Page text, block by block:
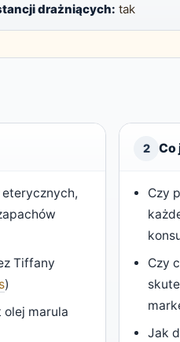
drażniących: tak
Tiffany
)
olej marula
2 Co
Czy
Czy
Jak